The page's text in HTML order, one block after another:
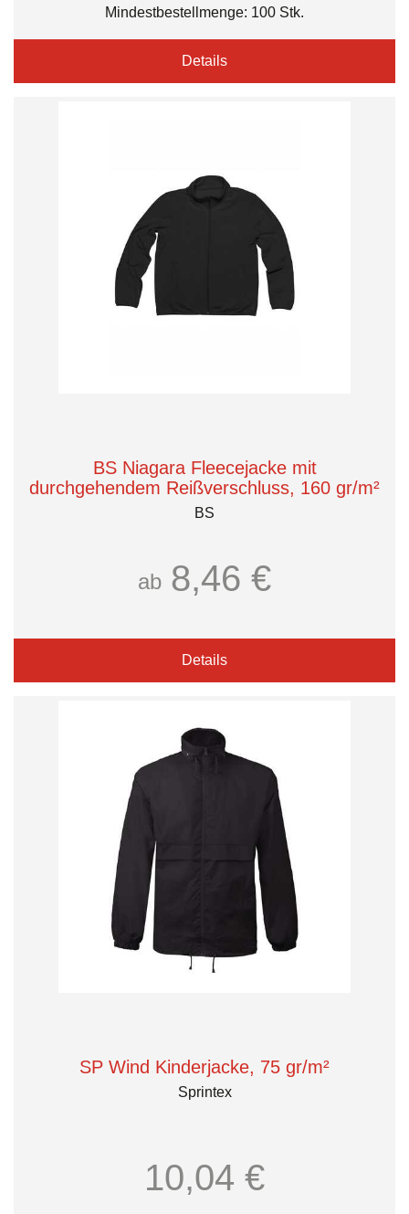
Mindestbestellmenge: 100 Stk.
Details
BS Niagara Fleecejacke mit
durchgehendem Reißverschluss, 160 gr/m²
BS
ab 8,46 €
Details
SP Wind Kinderjacke, 75 gr/m²
Sprintex
10,04 €